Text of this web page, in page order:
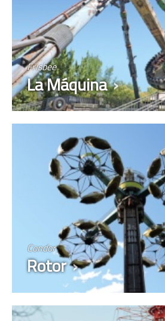
Frisbee
La Máquina
Condor
Rotor